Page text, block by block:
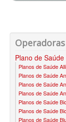
UNIHOSP
UNIMED
PLANO DE
Operadoras
Plano de Saúde
Planos de Saúde
Planos de Saúde
Planos de Saúde
Planos de Saúde
Planos de Saúde
Planos de Saúde
Planos de Saúde